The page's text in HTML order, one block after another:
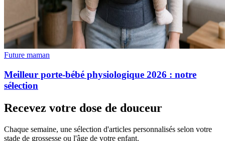
Future maman
Meilleur porte-bébé physiologique 2026 : notre
sélection
Recevez votre dose de douceur
Chaque semaine, une sélection d'articles personnalisés selon votre
stade de grossesse ou l'âge de votre enfant.